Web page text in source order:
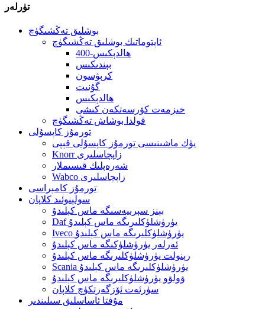
تۈرلەر
بوشلىق تەڭشىگۈچ
ئاپتوماتىك بوشلىق تەڭشىگۈچ
400-ھالدېكىس
بېندىكىس
كرېۋسون
گۇنىت
ھالدېكىس
خىزمەت كۆرسەتكەن كىشى
قولدا بوشاش تەڭشىگۈچ
تورمۇز كاپسۇلى
يۈك ماشىنىسى تورمۇز كاپسۇلى قېپى
Knorr زاپچاسلىرى
شەرەپلىك قىسىملار
Wabco زاپچاسلىرى
تورمۇز كامېراسى
سولېنوئىد كلاپان
بېنز سېرىيەسىگە ماس كېلىدۇ
Daf يۈرۈشلۈكلىرىگە ماس كېلىدۇ
Iveco يۈرۈشلۈكلىرىگە ماس كېلىدۇ
ئەرلەر يۈرۈشلۈكىگە ماس كېلىدۇ
رېنولت يۈرۈشلۈكلىرىگە ماس كېلىدۇ
Scania يۈرۈشلۈكلىرىگە ماس كېلىدۇ
ۋولۋو يۈرۈشلۈكلىرىگە ماس كېلىدۇ
سۈرئەت ئۆزگەرتكۈچ كلاپان
مۇفتا ئاساسلىق سىلىندىر